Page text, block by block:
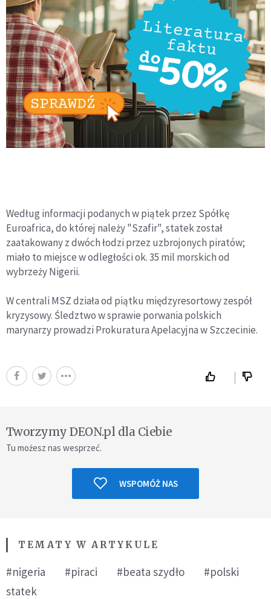
Według informacji podanych w piątek przez Spółkę
Euroafrica, do której należy "Szafir", statek został
zaatakowany z dwóch łodzi przez uzbrojonych piratów;
miało to miejsce w odległości ok. 35 mil morskich od
wybrzeży Nigerii.
W centrali MSZ działa od piątku międzyresortowy zespół
kryzysowy. Śledztwo w sprawie porwania polskich
marynarzy prowadzi Prokuratura Apelacyjna w Szczecinie.
Tworzymy DEON.pl dla Ciebie
Tu możesz nas wesprzeć.
WSPOMÓŻ NAS
TEMATY W ARTYKULE
#nigeria #piraci #beata szydło
#polski
statek